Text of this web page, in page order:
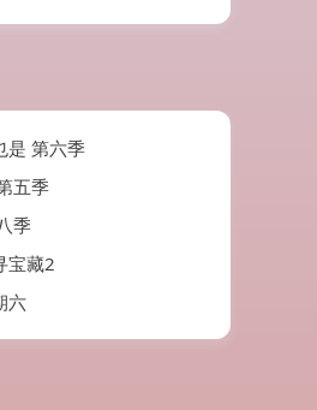
是 第六季
五季
季
宝藏2
六